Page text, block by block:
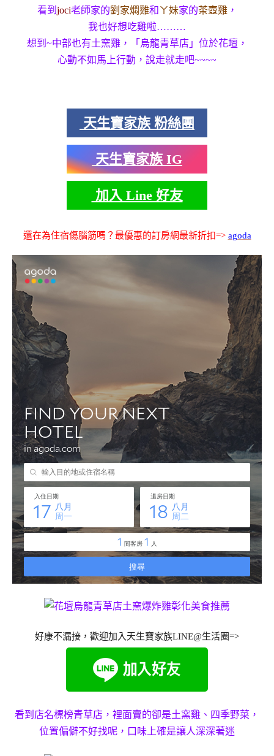
看到 joci老師家的劉家燜雞和 ㄚ妹家的茶壺雞，
我也好想吃雞啦………
想到~中部也有土窯雞，「烏龍青草店」位於花壇，
心動不如馬上行動，說走就走吧~~~~
天生寶家族 粉絲團
天生寶家族 IG
加入 Line 好友
還在為住宿傷腦筋嗎？最優惠的訂房網最新折扣=> agoda
好康不漏接，歡迎加入天生寶家族LINE@生活圈=>
看到店名標榜青草店，裡面賣的卻是土窯雞、四季野菜，
位置偏僻不好找呢，口味上確是讓人深深著迷